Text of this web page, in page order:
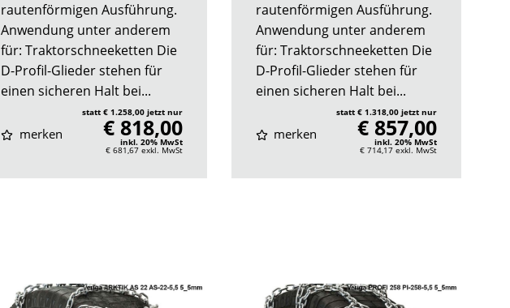
rautenförmigen Ausführung.
Anwendung unter anderem
für: Traktorschneeketten Die
D-Profil-Glieder stehen für
einen sicheren Halt bei...
merken
statt € 1.258,00 jetzt nur
€ 818,00
inkl. 20% MwSt
€ 681,67 exkl. MwSt
rautenförmigen Ausführung.
Anwendung unter anderem
für: Traktorschneeketten Die
D-Profil-Glieder stehen für
einen sicheren Halt bei...
merken
statt € 1.318,00 jetzt nur
€ 857,00
inkl. 20% MwSt
€ 714,17 exkl. MwSt